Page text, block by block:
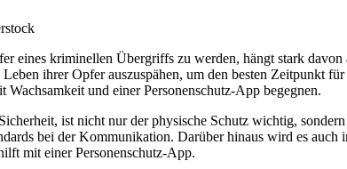
eines kriminellen Übergriffs zu werden, hängt stark
ihrer Opfer auszuspähen, um den besten Zeitpunkt
Wachsamkeit und einer Personenschutz-App begegnen.
ist nicht nur der physische Schutz wichtig,
bei der Kommunikation. Darüber hinaus wird es
mit einer Personenschutz-App.